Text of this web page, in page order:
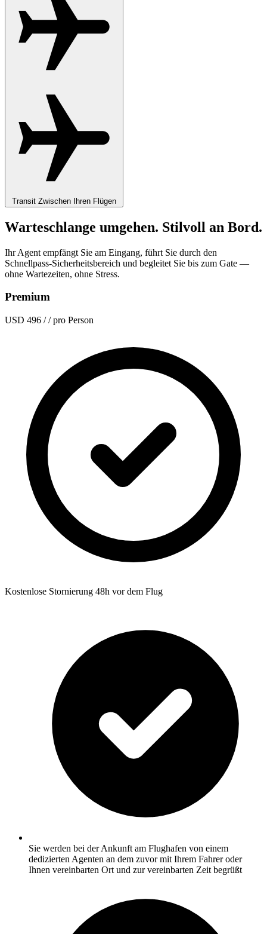
Transit Zwischen Ihren Flügen
Warteschlange umgehen. Stilvoll an Bord.
Ihr Agent empfängt Sie am Eingang, führt Sie durch den
Schnellpass-Sicherheitsbereich und begleitet Sie bis zum Gate —
ohne Wartezeiten, ohne Stress.
Premium
USD 496 / / pro Person
Kostenlose Stornierung 48h vor dem Flug
Sie werden bei der Ankunft am Flughafen von einem
dedizierten Agenten an dem zuvor mit Ihrem Fahrer oder
Ihnen vereinbarten Ort und zur vereinbarten Zeit begrüßt